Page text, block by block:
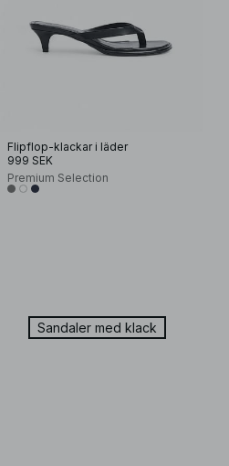
Flipflop-klackar i läder
999 SEK
Premium Selection
Sandaler med klack